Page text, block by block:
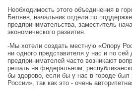
Необходимость этого объединения в
Беляев, начальник отдела по
предпринимательства, заместитель
экономического развития.
-Мы хотели создать местную «Опору
ни одного представителя у нас и по
предпринимателей часто возникают
решать на федеральном,
бы здорово, если бы у нас в городе
России», так как это - очень